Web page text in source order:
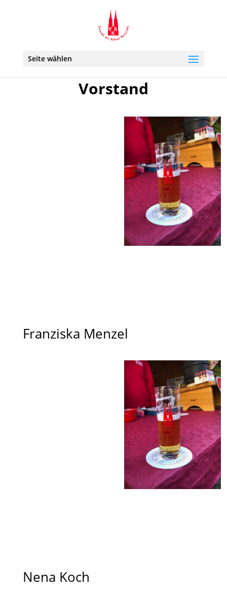
Seite wählen
Vorstand
Franziska Menzel
Nena Koch